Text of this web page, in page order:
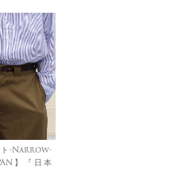
ト-Narrow-
】『日本